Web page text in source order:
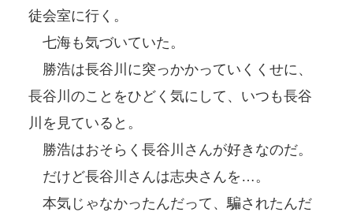
徒会室に行く。
七海も気づいていた。
勝浩は長谷川に突っかかっていくくせに、
長谷川のことをひどく気にして、いつも長谷
川を見ていると。
勝浩はおそらく長谷川さんが好きなのだ。
だけど長谷川さんは志央さんを…。
本気じゃなかったんだって、騙されたんだ